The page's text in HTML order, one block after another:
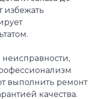
избежать
выполнить ремонт
качества.